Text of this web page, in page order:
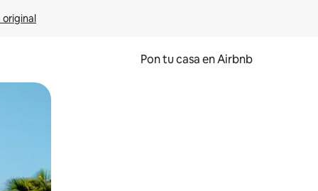
original
Pon tu casa en Airbnb